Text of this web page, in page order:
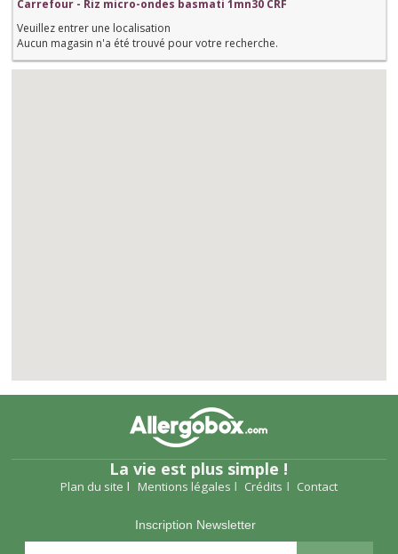
Carrefour - Riz micro-ondes basmati 1mn30 CRF
Veuillez entrer une localisation
Aucun magasin n'a été trouvé pour votre recherche.
La vie est plus simple !
Plan du site Mentions légales Crédits Contact
Inscription Newsletter